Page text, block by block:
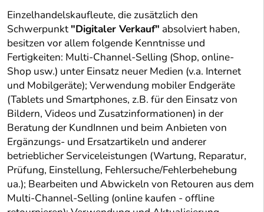
Einzelhandelskaufleute, die zusätzlich den
Schwerpunkt"Digitaler Verkauf" absolviert haben,
besitzen vor allem folgende Kenntnisse und
Fertigkeiten: Multi-Channel-Selling (Shop, online-
Shop usw.) unter Einsatz neuer Medien (v.a. Internet
und Mobilgeräte); Verwendung mobiler Endgeräte
(Tablets und Smartphones, z.B. für den Einsatz von
Bildern, Videos und Zusatzinformationen) in der
Beratung der KundInnen und beim Anbieten von
Ergänzungs- und Ersatzartikeln und anderer
betrieblicher Serviceleistungen (Wartung, Reparatur,
Prüfung, Einstellung, Fehlersuche/Fehlerbehebung
ua.); Bearbeiten und Abwickeln von Retouren aus dem
Multi-Channel-Selling (online kaufen - offline